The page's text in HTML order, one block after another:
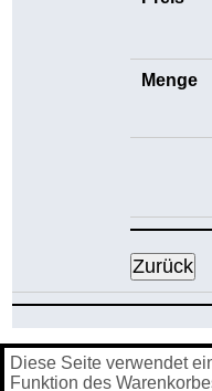
Diese Seite verwendet
Funktion des
Impressum·